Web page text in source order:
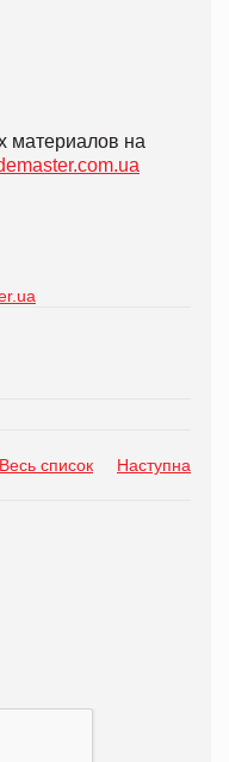
материалов на
Весь список Наступна